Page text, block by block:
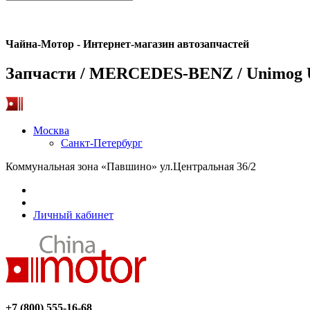
Чайна-Мотор - Интернет-магазин автозапчастей
Запчасти / MERCEDES-BENZ / Unimog
Москва
Санкт-Петербург
Коммунальная зона «Павшино» ул.Центральная 36/2
Личный кабинет
+7 (800) 555-16-68